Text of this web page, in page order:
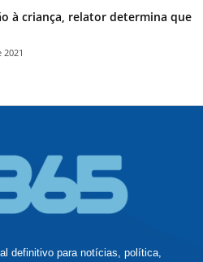
à criança, relator determina que
definitivo para notícias, política,